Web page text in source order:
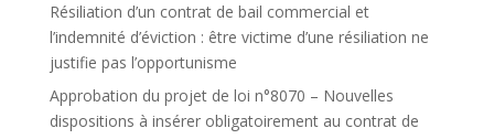
Résiliation d’un contrat de bail commercial et
l’indemnité d’éviction : être victime d’une résiliation ne
justifie pas l’opportunisme
Approbation du projet de loi n°8070 – Nouvelles
dispositions à insérer obligatoirement au contrat de